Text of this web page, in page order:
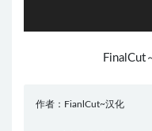
FinalCut
作者：FianlCut~汉化